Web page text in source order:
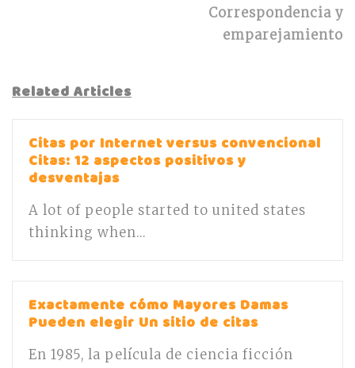
Correspondencia y
emparejamiento
Related Articles
Citas por Internet versus convencional
Citas: 12 aspectos positivos y
desventajas
A lot of people started to united states
thinking when...
Exactamente cómo Mayores Damas
Pueden elegir Un sitio de citas
En 1985, la película de ciencia ficción